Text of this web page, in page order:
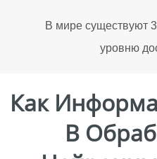
В мире существуют
уровню
Как
В